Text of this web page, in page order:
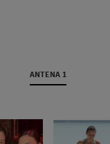
ANTENA 1